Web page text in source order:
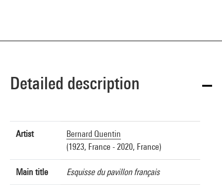
Detailed description
Artist
Bernard Quentin
(1923, France - 2020, France)
Main title Esquisse du pavillon français